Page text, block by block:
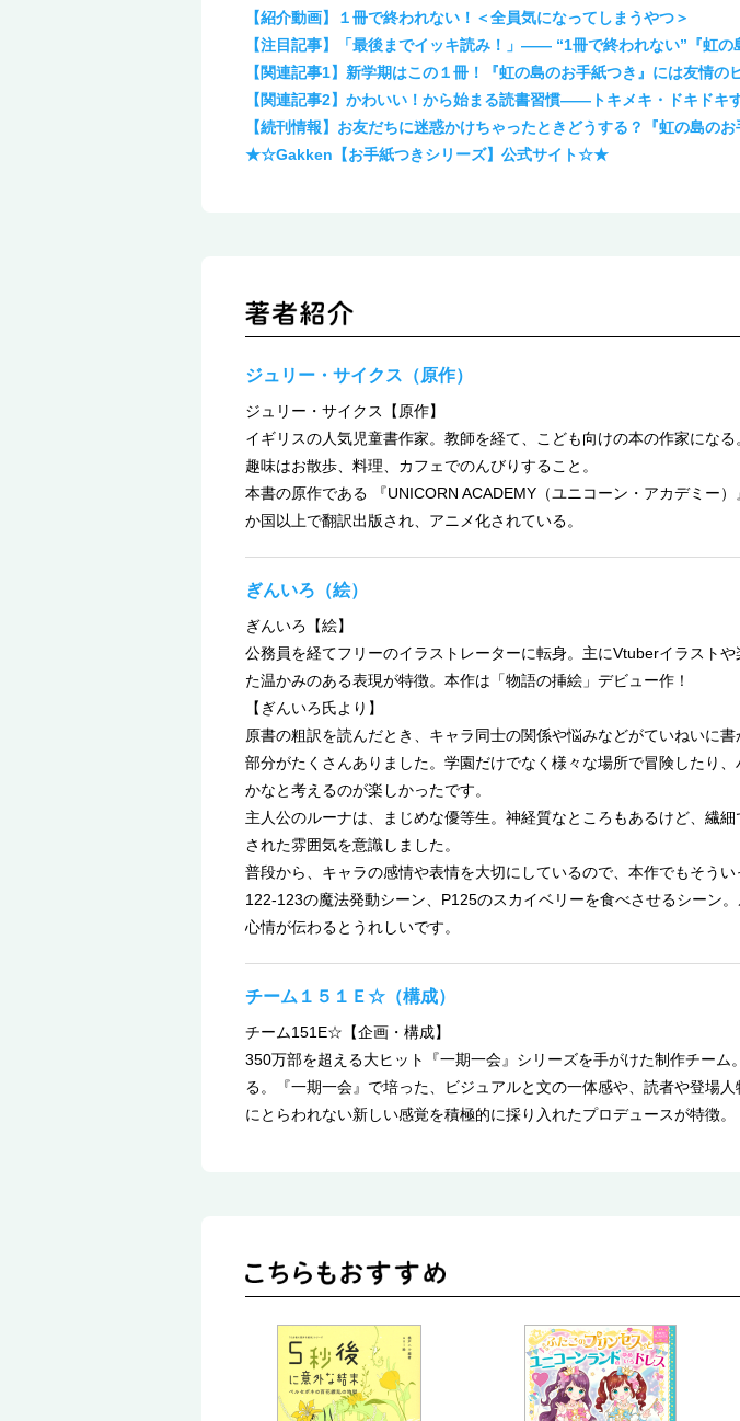
【紹介動画】１冊で終われない！＜全員気になってしまうやつ＞
【注目記事】「最後までイッキ読み！」―― “1冊で終われない”『虹の
【関連記事1】新学期はこの１冊！『虹の島のお手紙つき』には友情の
【関連記事2】かわいい！から始まる読書習慣――トキメキ・ドキドキ
【続刊情報】お友だちに迷惑かけちゃったときどうする？『虹の島のお
★☆Gakken【お手紙つきシリーズ】公式サイト☆★
ジュリー・サイクス（原作）
ジュリー・サイクス【原作】
イギリスの人気児童書作家。教師を経て、こども向けの本の作家になる
趣味はお散歩、料理、カフェでのんびりすること。
本書の原作である 『UNICORN ACADEMY（ユニコーン・アカデミー
か国以上で翻訳出版され、アニメ化されている。
ぎんいろ（絵）
ぎんいろ【絵】
公務員を経てフリーのイラストレーターに転身。主にVtuberイラスト
た温かみのある表現が特徴。本作は「物語の挿絵」デビュー作！
【ぎんいろ氏より】
原書の粗訳を読んだとき、キャラ同士の関係や悩みなどがていねいに
部分がたくさんありました。学園だけでなく様々な場所で冒険したり
かなと考えるのが楽しかったです。
主人公のルーナは、まじめな優等生。神経質なところもあるけど、繊
された雰囲気を意識しました。
普段から、キャラの感情や表情を大切にしているので、本作でもそう
122-123の魔法発動シーン、P125のスカイベリーを食べさせるシーン
心情が伝わるとうれしいです。
チーム１５１Ｅ☆（構成）
チーム151E☆【企画・構成】
350万部を超える大ヒット『一期一会』シリーズを手がけた制作チー
る。『一期一会』で培った、ビジュアルと文の一体感や、読者や登場
にとらわれない新しい感覚を積極的に採り入れたプロデュースが特徴。